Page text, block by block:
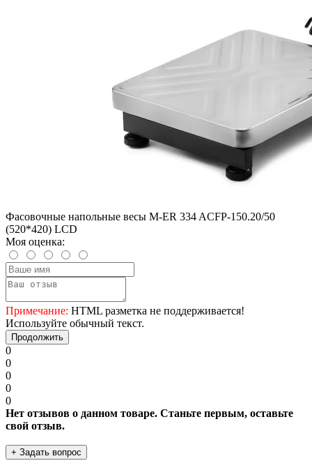
Фасовочные напольные весы M-ER 334 ACFP-150.20/50
(520*420) LCD
Моя оценка:
Примечание: HTML разметка не поддерживается!
Используйте обычный текст.
Продолжить
0
0
0
0
0
Нет отзывов о данном товаре. Станьте первым, оставьте
свой отзыв.
+ Задать вопрос